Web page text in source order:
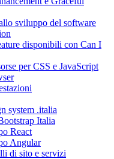
sviluppo del software
disponibili con Can I
per CSS e JavaScript
system .italia
Italia
React
Angular
di sito e servizi